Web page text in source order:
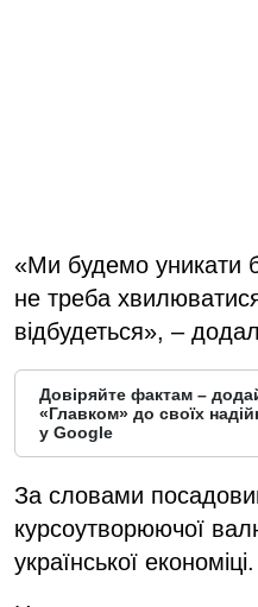
«Ми будемо уникати
не треба
відбудеться», –
Довіряйте фактам –
«Главком» до своїх
у Google
За словами
курсоутворюючої
української економіці.